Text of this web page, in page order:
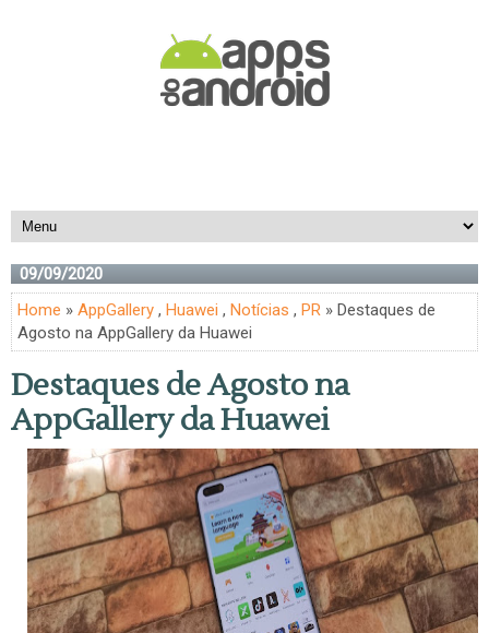
09/09/2020
Home » AppGallery , Huawei , Notícias , PR » Destaques de
Agosto na AppGallery da Huawei
Destaques de Agosto na
AppGallery da Huawei